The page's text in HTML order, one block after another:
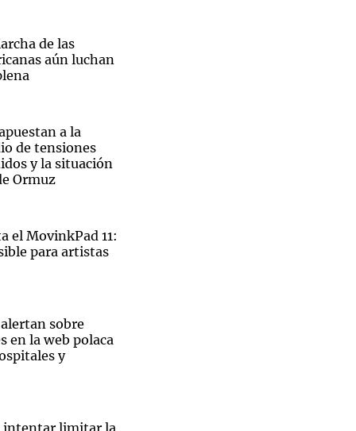
de las
aún luchan
a la
de tensiones
y la situación
Ormuz
el MovinkPad 11:
para artistas
sobre
en la web polaca
y
intentar limitar la